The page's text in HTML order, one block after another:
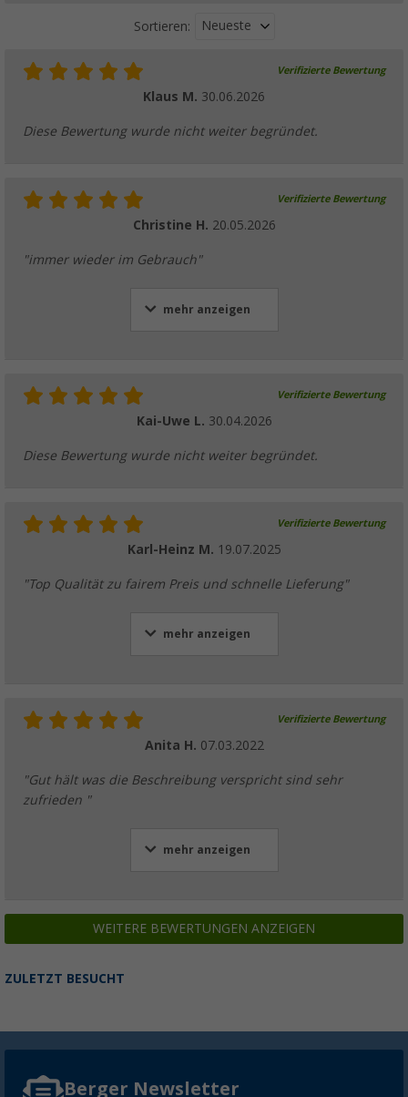
(13)
5,99€UVP7,99 €
Sortieren: Neueste
Verifizierte Bewertung
Klaus M. 30.06.2026
Diese Bewertung wurde nicht weiter begründet.
Verifizierte Bewertung
Christine H. 20.05.2026
"immer wieder im Gebrauch"
mehr anzeigen
Verifizierte Bewertung
Kai-Uwe L. 30.04.2026
Diese Bewertung wurde nicht weiter begründet.
Verifizierte Bewertung
Karl-Heinz M. 19.07.2025
"Top Qualität zu fairem Preis und schnelle Lieferung"
mehr anzeigen
Verifizierte Bewertung
Anita H. 07.03.2022
"Gut hält was die Beschreibung verspricht sind sehr
zufrieden "
mehr anzeigen
WEITERE BEWERTUNGEN ANZEIGEN
ZULETZT BESUCHT
Berger Newsletter